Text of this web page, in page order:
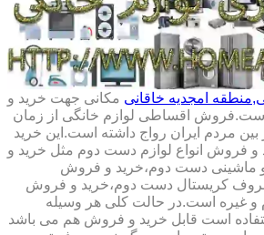
امجدیه خاقانی مکانی جهت خرید و
اقساطی لوازم خانگی از زمان
بین مردم ایران رواج داشته است.این خرید
فروش انواع لوازم دست دوم مثل خرید و
دست دوم،خرید و فروش
کریستال دست دوم،خرید و فروش
غیره است.در حالت کلی هر وسیله
است قابل خرید و فروش هم می باشد